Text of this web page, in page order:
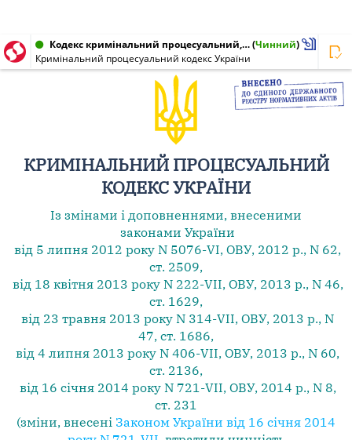
Кодекс кримінальний процесуальний, Кодекс України від 13.04.2012 № 4651-VI(Чинний)
Кримінальний процесуальний кодекс України